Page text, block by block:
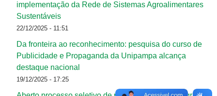
implementação da Rede de Sistemas Agroalimentares
Sustentáveis
22/12/2025 - 11:51
Da fronteira ao reconhecimento: pesquisa do curso de
Publicidade e Propaganda da Unipampa alcança
destaque nacional
19/12/2025 - 17:25